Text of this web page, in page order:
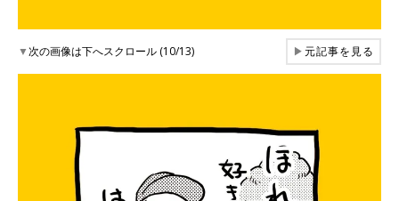
▼次の画像は下へスクロール (10/13) ▶元記事を見る